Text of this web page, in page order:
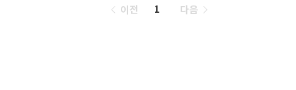
페
이전 1 다음